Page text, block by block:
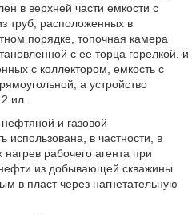
в верхней части емкости с
труб, расположенных в
порядке, топочная камера
с ее торца горелкой, и
с коллектором, емкость с
а устройство
ил.
и газовой
в частности, в
рабочего агента при
из добывающей скважины
в пласт через нагнетательную